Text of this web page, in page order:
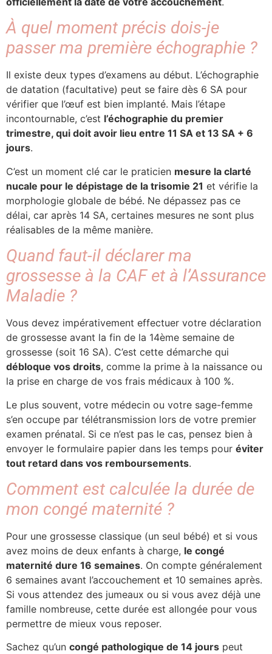
À quel moment précis dois-je
passer ma première échographie ?
Il existe deux types d’examens au début. L’échographie
de datation (facultative) peut se faire dès 6 SA pour
vérifier que l’œuf est bien implanté. Mais l’étape
incontournable, c’est l’échographie du premier
trimestre, qui doit avoir lieu entre 11 SA et 13 SA + 6
jours.
C’est un moment clé car le praticien mesure la clarté
nucale pour le dépistage de la trisomie 21 et vérifie la
morphologie globale de bébé. Ne dépassez pas ce
délai, car après 14 SA, certaines mesures ne sont plus
réalisables de la même manière.
Quand faut-il déclarer ma
grossesse à la CAF et à l’Assurance
Maladie ?
Vous devez impérativement effectuer votre déclaration
de grossesse avant la fin de la 14ème semaine de
grossesse (soit 16 SA). C’est cette démarche qui
débloque vos droits, comme la prime à la naissance ou
la prise en charge de vos frais médicaux à 100 %.
Le plus souvent, votre médecin ou votre sage-femme
s’en occupe par télétransmission lors de votre premier
examen prénatal. Si ce n’est pas le cas, pensez bien à
envoyer le formulaire papier dans les temps pour éviter
tout retard dans vos remboursements.
Comment est calculée la durée de
mon congé maternité ?
Pour une grossesse classique (un seul bébé) et si vous
avez moins de deux enfants à charge, le congé
maternité dure 16 semaines. On compte généralement
6 semaines avant l’accouchement et 10 semaines après.
Si vous attendez des jumeaux ou si vous avez déjà une
famille nombreuse, cette durée est allongée pour vous
permettre de mieux vous reposer.
Sachez qu’un congé pathologique de 14 jours peut